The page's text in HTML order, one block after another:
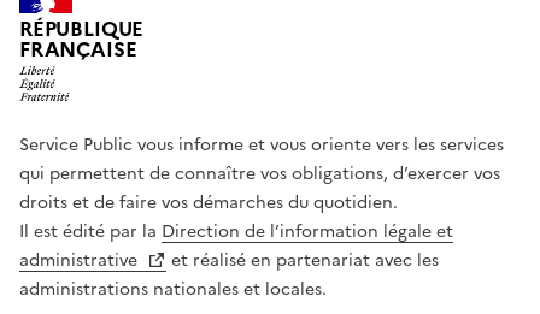
RÉPUBLIQUE
FRANÇAISE
Service Public vous informe et vous oriente vers les services
qui permettent de connaître vos obligations, d’exercer vos
droits et de faire vos démarches du quotidien.
Il est édité par la Direction de l’information légale et
administrative
et réalisé en partenariat avec les
administrations nationales et locales.